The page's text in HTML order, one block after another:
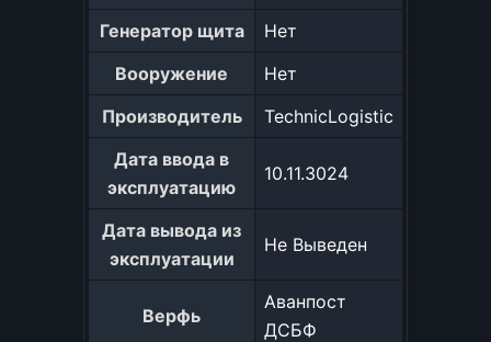
Генератор щита
Нет
Вооружение
Нет
Производитель
TechnicLogistic
Дата ввода в
эксплуатацию
10.11.3024
Дата вывода из
эксплуатации
Не Выведен
Верфь
Аванпост
ДСБФ